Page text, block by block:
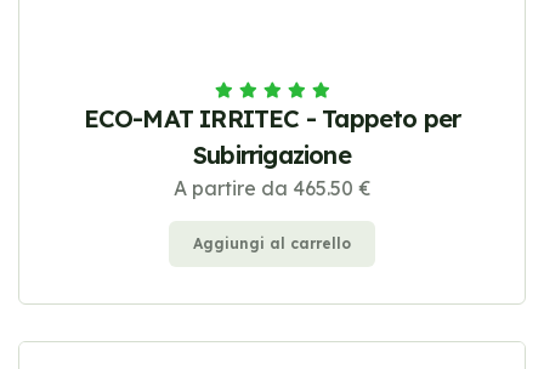
ECO-MAT IRRITEC - Tappeto per
Subirrigazione
A partire da 465.50 €
Aggiungi al carrello